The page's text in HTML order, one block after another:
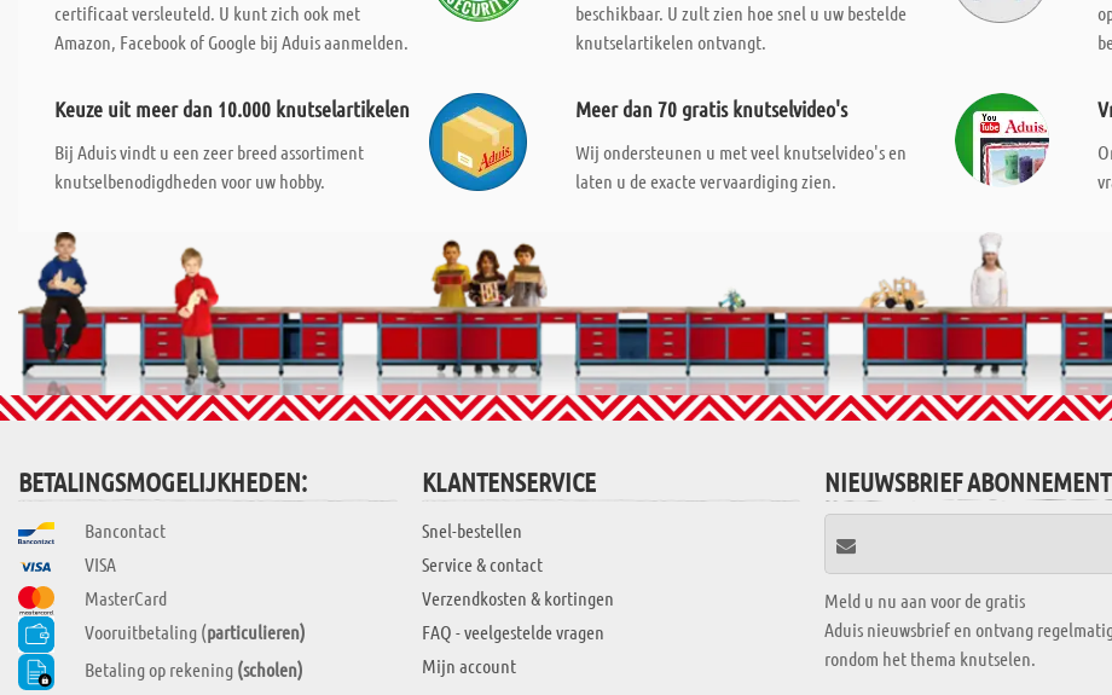
certificaat versleuteld. U kunt zich ook met
Amazon, Facebook of Google bij Aduis aanmelden.
beschikbaar. U zult zien hoe snel u uw bestelde
knutselartikelen ontvangt.
Keuze uit meer dan 10.000 knutselartikelen
Bij Aduis vindt u een zeer breed assortiment
knutselbenodigdheden voor uw hobby.
Meer dan 70 gratis knutselvideo's
Wij ondersteunen u met veel knutselvideo's en
laten u de exacte vervaardiging zien.
BETALINGSMOGELIJKHEDEN:
Bancontact
VISA
MasterCard
Vooruitbetaling (particulieren)
Betaling op rekening (scholen)
KLANTENSERVICE
Snel-bestellen
Service & contact
Verzendkosten & kortingen
FAQ - veelgestelde vragen
Mijn account
NIEUWSBRIEF ABONNEMENT
Meld u nu aan voor de gratis
Aduis nieuwsbrief en ontvang
rondom het thema knutselen.